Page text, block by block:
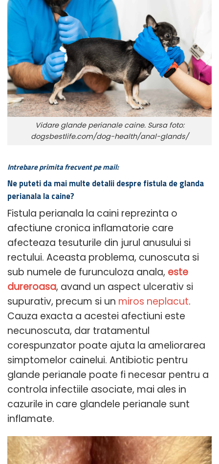
Vidare glande perianale caine. Sursa foto:
dogsbestlife.com/dog-health/anal-glands/
Intrebare primita frecvent pe mail:
Ne puteti da mai multe detalii despre fistula de glanda
perianala la caine?
Fistula perianala la caini reprezinta o
afectiune cronica inflamatorie care
afecteaza tesuturile din jurul anusului si
rectului. Aceasta problema, cunoscuta si
sub numele de furunculoza anala, este
dureroasa, avand un aspect ulcerativ si
supurativ, precum si un miros neplacut.
Cauza exacta a acestei afectiuni este
necunoscuta, dar tratamentul
corespunzator poate ajuta la ameliorarea
simptomelor cainelui. Antibiotic pentru
glande perianale poate fi necesar pentru a
controla infectiile asociate, mai ales in
cazurile in care glandele perianale sunt
inflamate.